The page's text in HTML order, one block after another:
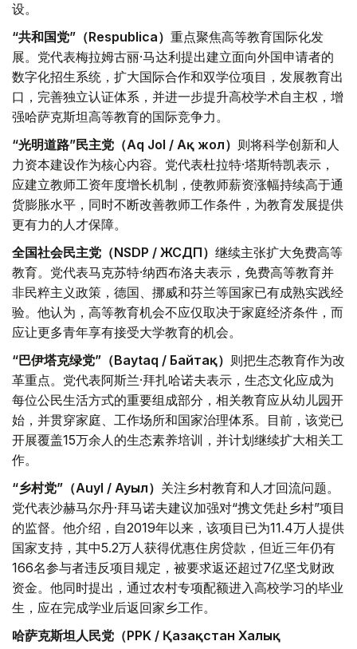
设。
“共和国党”（Respublica） 重点聚焦高等教育国际化发
展。党代表梅拉姆古丽·马达利提出建立面向外国申请者的
数字化招生系统，扩大国际合作和双学位项目，发展教育出
口，完善独立认证体系，并进一步提升高校学术自主权，增
强哈萨克斯坦高等教育的国际竞争力。
“光明道路”民主党（Aq Jol / Ақ жол） 则将科学创新和人
力资本建设作为核心内容。党代表杜拉特·塔斯特凯表示，
应建立教师工资年度增长机制，使教师薪资涨幅持续高于通
货膨胀水平，同时不断改善教师工作条件，为教育发展提供
更有力的人才保障。
全国社会民主党（NSDP / ЖСДП） 继续主张扩大免费高等
教育。党代表马克苏特·纳西布洛夫表示，免费高等教育并
非民粹主义政策，德国、挪威和芬兰等国家已有成熟实践经
验。他认为，高等教育机会不应仅取决于家庭经济条件，而
应让更多青年享有接受大学教育的机会。
“巴伊塔克绿党”（Baytaq / Байтақ） 则把生态教育作为改
革重点。党代表阿斯兰·拜扎哈诺夫表示，生态文化应成为
每位公民生活方式的重要组成部分，相关教育应从幼儿园开
始，并贯穿家庭、工作场所和国家治理体系。目前，该党已
开展覆盖15万余人的生态素养培训，并计划继续扩大相关工
作。
“乡村党”（Auyl / Ауыл） 关注乡村教育和人才回流问题。
党代表沙赫马尔丹·拜马诺夫建议加强对“携文凭赴乡村”项目
的监督。他介绍，自2019年以来，该项目已为11.4万人提供
国家支持，其中5.2万人获得优惠住房贷款，但近三年仍有
166名参与者违反项目规定，被要求返还超过7亿坚戈财政
资金。他同时提出，通过农村专项配额进入高校学习的毕业
生，应在完成学业后返回家乡工作。
哈萨克斯坦人民党（PPK / Қазақстан Халық